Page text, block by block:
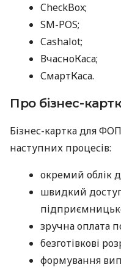
CheckBox;
SM-POS;
Cashalot;
ВчасноКаса;
СмартКаса.
Про бізнес-
Бізнес-картка для
наступних процесів:
окремий облік
швидкий
зручна оплата
безготівкові
формування